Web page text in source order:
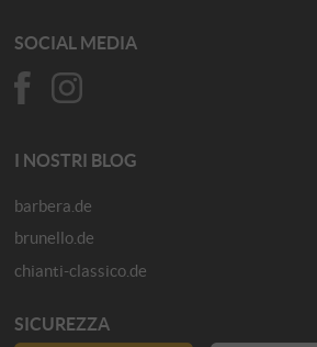
SOCIAL MEDIA
I NOSTRI BLOG
barbera.de
brunello.de
chianti-classico.de
SICUREZZA